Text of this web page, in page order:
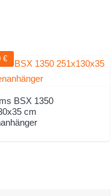
BSX 1350
cm
€